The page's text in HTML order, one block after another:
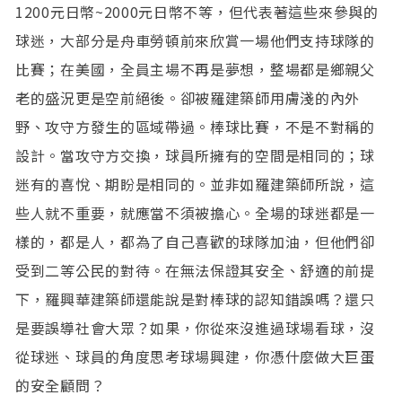
1200元日幣~2000元日幣不等，但代表著這些來參與的
球迷，大部分是舟車勞頓前來欣賞一場他們支持球隊的
比賽；在美國，全員主場不再是夢想，整場都是鄉親父
老的盛況更是空前絕後。卻被羅建築師用膚淺的內外
野、攻守方發生的區域帶過。棒球比賽，不是不對稱的
設計。當攻守方交換，球員所擁有的空間是相同的；球
迷有的喜悅、期盼是相同的。並非如羅建築師所說，這
些人就不重要，就應當不須被擔心。全場的球迷都是一
樣的，都是人，都為了自己喜歡的球隊加油，但他們卻
受到二等公民的對待。在無法保證其安全、舒適的前提
下，羅興華建築師還能說是對棒球的認知錯誤嗎？還只
是要誤導社會大眾？如果，你從來沒進過球場看球，沒
從球迷、球員的角度思考球場興建，你憑什麼做大巨蛋
的安全顧問？